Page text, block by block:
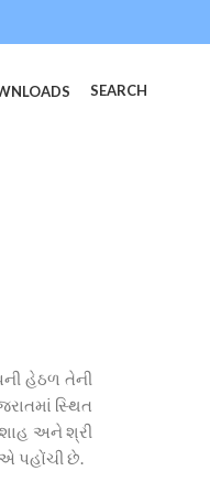
SEARCH
હેઠળ તેની
સ્થિત
અને શ્રી
પહોંચી છે.